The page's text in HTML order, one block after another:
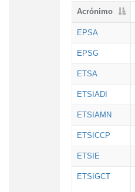
Acrónimo
EPSA
EPSG
ETSA
ETSIADI
ETSIAMN
ETSICCP
ETSIE
ETSIGCT